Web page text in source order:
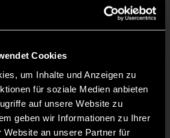
Cookies
um Inhalte und Anzeigen zu
für soziale Medien anbieten
auf unsere Website zu
geben wir Informationen zu Ihrer
Website an unsere Partner für
3. Viertel
FELDTOR